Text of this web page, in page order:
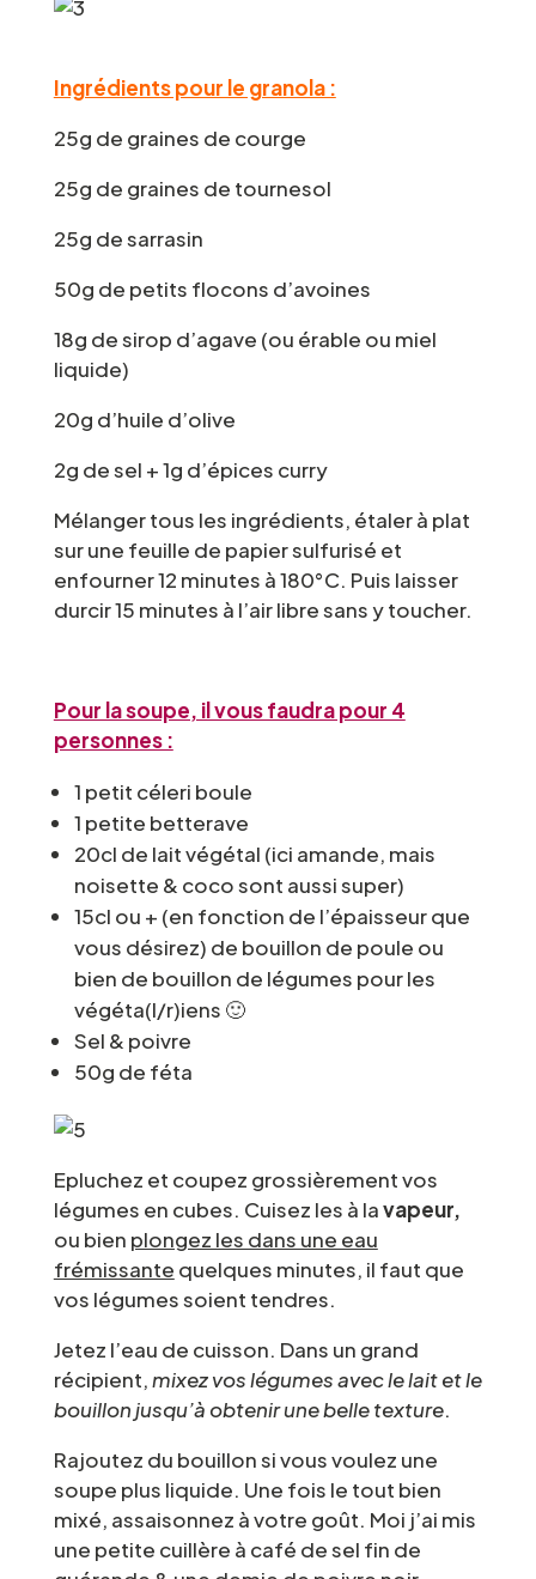
Ingrédients pour le granola :
25g de graines de courge
25g de graines de tournesol
25g de sarrasin
50g de petits flocons d’avoines
18g de sirop d’agave (ou érable ou miel
liquide)
20g d’huile d’olive
2g de sel + 1g d’épices curry
Mélanger tous les ingrédients, étaler à plat
sur une feuille de papier sulfurisé et
enfourner 12 minutes à 180°C. Puis laisser
durcir 15 minutes à l’air libre sans y toucher.
Pour la soupe, il vous faudra pour 4
personnes :
1 petit céleri boule
1 petite betterave
20cl de lait végétal (ici amande, mais
noisette & coco sont aussi super)
15cl ou + (en fonction de l’épaisseur que
vous désirez) de bouillon de poule ou
bien de bouillon de légumes pour les
végéta(l/r)iens 🙂
Sel & poivre
50g de féta
Epluchez et coupez grossièrement vos
légumes en cubes. Cuisez les à lavapeur,
ou bien plongez les dans une eau
frémissante quelques minutes, il faut que
vos légumes soient tendres.
Jetez l’eau de cuisson. Dans un grand
récipient,mixez vos légumes avec le lait et le
bouillon jusqu’à obtenir une belle texture.
Rajoutez du bouillon si vous voulez une
soupe plus liquide. Une fois le tout bien
mixé, assaisonnez à votre goût. Moi j’ai mis
une petite cuillère à café de sel fin de